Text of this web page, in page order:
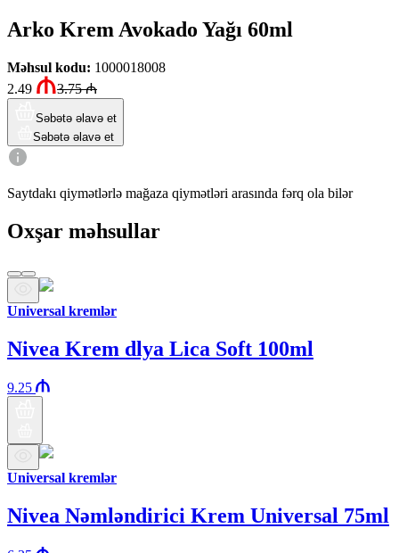
Arko Krem Avokado Yağı 60ml
Məhsul kodu: 1000018008
2.49
3.75₼
Səbətə əlavə et
Səbətə əlavə et
Saytdakı qiymətlərlə mağaza qiymətləri arasında fərq ola bilər
Oxşar məhsullar
Universal kremlər
Nivea Krem dlya Lica Soft 100ml
9.25
Universal kremlər
Nivea Nəmləndirici Krem Universal 75ml